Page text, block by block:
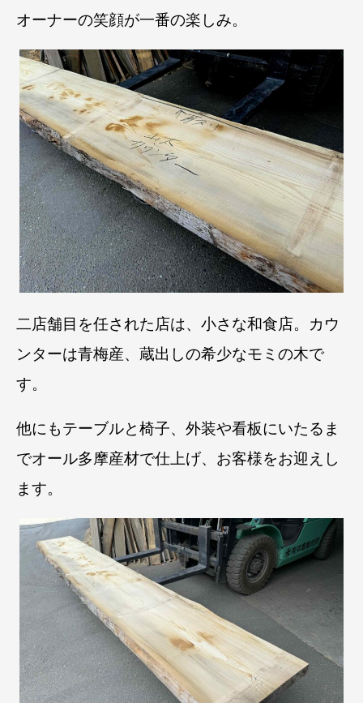
オーナーの笑顔が一番の楽しみ。
二店舗目を任された店は、小さな和食店。カウ
ンターは青梅産、蔵出しの希少なモミの木で
す。
他にもテーブルと椅子、外装や看板にいたるま
でオール多摩産材で仕上げ、お客様をお迎えし
ます。